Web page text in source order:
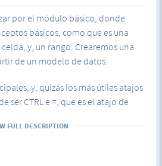
por el módulo básico, donde
básicos, como que es una
y, un rango. Crearemos una
de un modelo de datos.
y, quizás los más útiles atajos
ser CTRL e =, que es el atajo de
en celdas adyacentes, como
FULL DESCRIPTION